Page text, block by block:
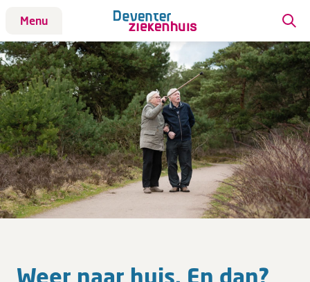
Menu
Patiënt
Bezoek
Werken bij DZ
Leren
Over ons
MijnDZ
Weer naar huis. En dan?